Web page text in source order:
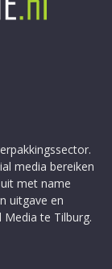
media bereiken
met name
uitgave en
Media te Tilburg.